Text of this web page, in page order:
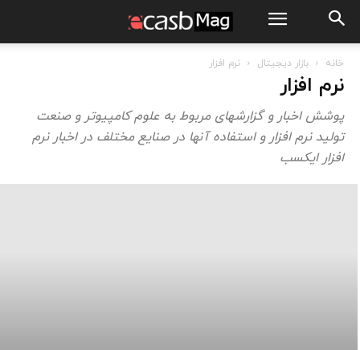
خانه بازار دیجیتال نرم افزار
نرم افزار
پوشش اخبار و گزارشهای مربوط به علوم کامپیوتر و صنعت
تولید نرم افزار و استفاده آنها در صنایع مختلف در اخبار نرم
افزار ایکسب